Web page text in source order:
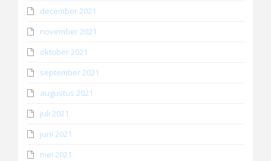
december 2021
november 2021
oktober 2021
september 2021
augustus 2021
juli 2021
juni 2021
mei 2021